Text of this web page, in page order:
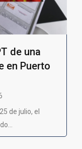
de una
en Puerto
de julio, el